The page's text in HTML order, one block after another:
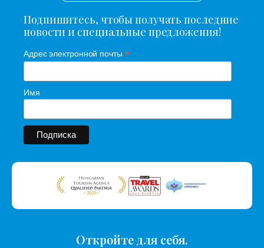
Подпишитесь, чтобы получать последние
новости и специальные предложения!
Адрес электронной почты *
Имя
Откройте для себя.